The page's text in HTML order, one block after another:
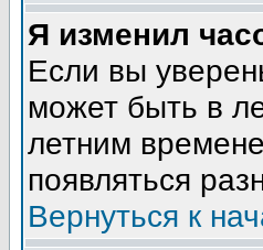
Я изменил
Если вы
может быть в
летним
появляться
Вернуться к